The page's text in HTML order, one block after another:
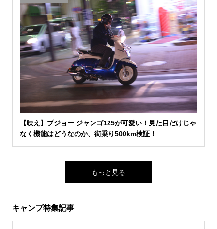
【映え】プジョー ジャンゴ125が可愛い！見た目だけじゃ
なく機能はどうなのか、街乗り500km検証！
もっと見る
キャンプ特集記事